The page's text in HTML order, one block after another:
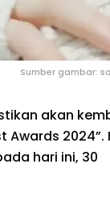
Sumber gambar:
akan
2024”.
hari ini, 30